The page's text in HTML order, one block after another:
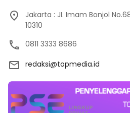
Jakarta : JI. Imam Bonjol
10310
0811 3333 8686
redaksi@topmedia.id